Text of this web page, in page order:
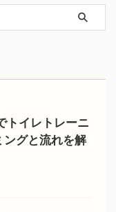
トイレトレーニ
ングと流れを解